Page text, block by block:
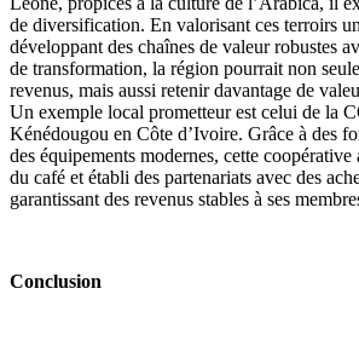
de diversification. En valorisant ces terroirs
développant des chaînes de valeur robustes
de transformation, la région pourrait non
revenus, mais aussi retenir davantage de
Un exemple local prometteur est celui de la
Kénédougou en Côte d’Ivoire. Grâce à des
des équipements modernes, cette
du café et établi des partenariats avec des
garantissant des revenus stables à ses
Conclusion